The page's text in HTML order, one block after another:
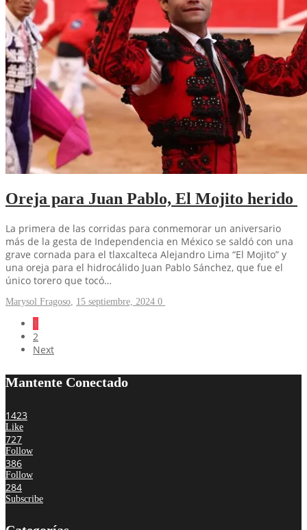
Oreja para Juan Pablo, El Mojito herido
La primera de las corridas para conmemorar un aniversario
más de la gesta de Independencia en México se saldó con una
grave cornada para el tlaxcalteca Alejandro Lima “El Mojito” y
una oreja para el hidrocálido Juan Pablo Sánchez, que fue el
único torero que tocó…
Marysol Fragoso, 15 septiembre, 2024 0
1
2
Next
Mantente Conectado
1423
Like
727
Follow
386
Follow
284
Subscribe